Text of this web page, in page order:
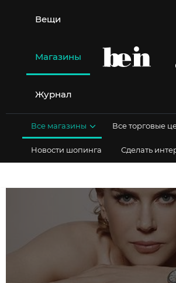
содержимому
Вещи
Магазины
Журнал
Все магазины Все торговые
Новости шопинга Сделать